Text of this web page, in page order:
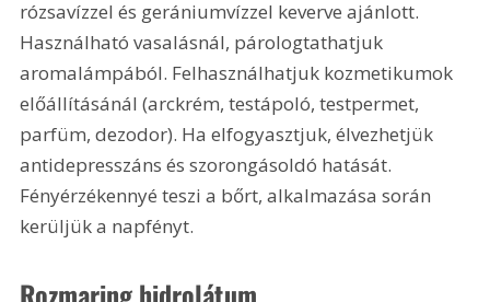
rózsavízzel és gerániumvízzel keverve ajánlott.
Használható vasalásnál, párologtathatjuk
aromalámpából. Felhasználhatjuk kozmetikumok
előállításánál (arckrém, testápoló, testpermet,
parfüm, dezodor). Ha elfogyasztjuk, élvezhetjük
antidepresszáns és szorongásoldó hatását.
Fényérzékennyé teszi a bőrt, alkalmazása során
kerüljük a napfényt.